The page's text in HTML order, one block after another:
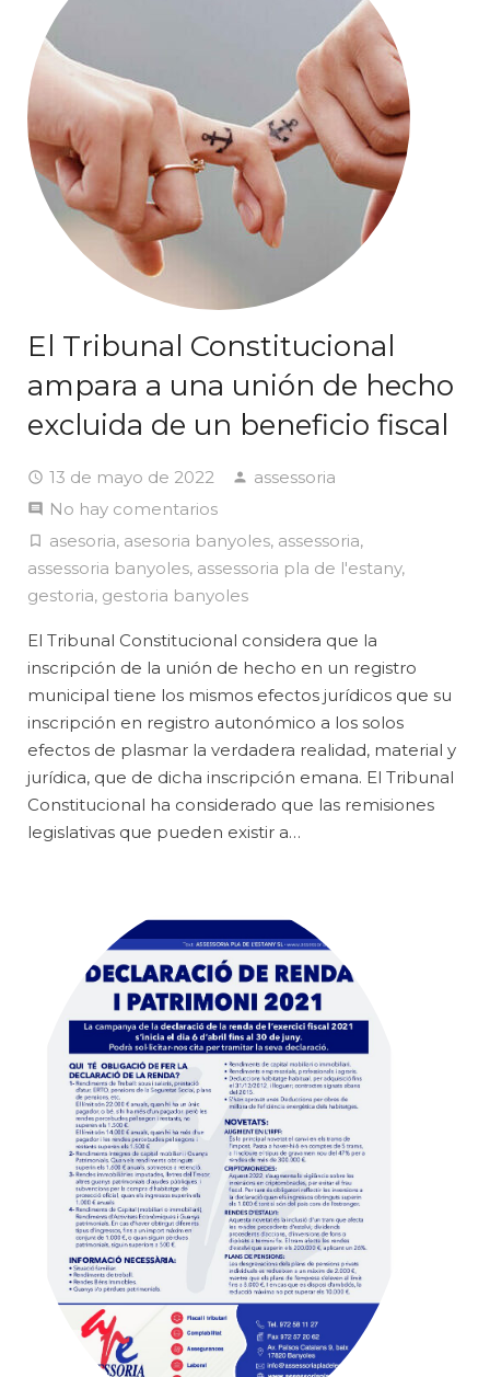
El Tribunal Constitucional
ampara a una unión de hecho
excluida de un beneficio fiscal
13 de mayo de 2022
assessoria
No hay comentarios
asesoria, asesoria banyoles, assessoria,
assessoria banyoles, assessoria pla de l'estany,
gestoria, gestoria banyoles
El Tribunal Constitucional considera que la
inscripción de la unión de hecho en un registro
municipal tiene los mismos efectos jurídicos que su
inscripción en registro autonómico a los solos
efectos de plasmar la verdadera realidad, material y
jurídica, que de dicha inscripción emana. El Tribunal
Constitucional ha considerado que las remisiones
legislativas que pueden existir a…